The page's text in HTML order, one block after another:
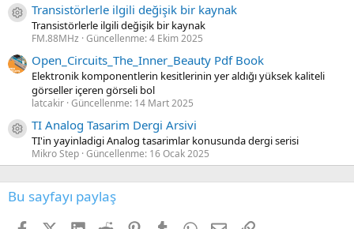
Kaynak ikon/amblem
Transistörlerle ilgili değişik bir kaynak
Transistörlerle ilgili değişik bir kaynak
FM.88MHz Güncellenme:4 Ekim 2025
Open_Circuits_The_Inner_Beauty Pdf Book
Elektronik komponentlerin kesitlerinin yer aldığı yüksek kaliteli
görseller içeren görseli bol
latcakir Güncellenme: 14 Mart 2025
Kaynak ikon/amblem
TI Analog Tasarim Dergi Arsivi
TI'in yayinladigi Analog tasarimlar konusunda dergi serisi
Mikro Step Güncellenme: 16 Ocak 2025
Bu sayfayı paylaş